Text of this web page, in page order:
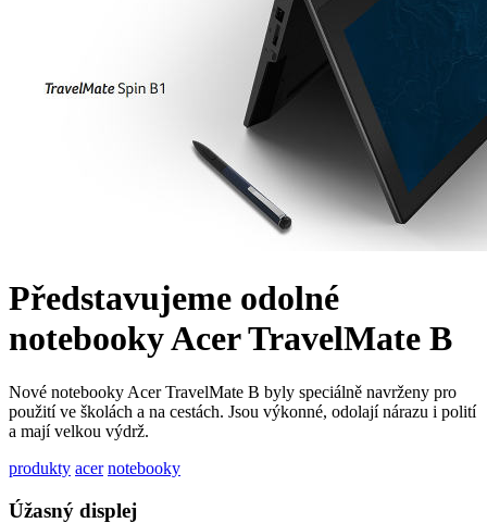
Představujeme odolné
notebooky Acer TravelMate B
Nové notebooky Acer TravelMate B byly speciálně navrženy pro
použití ve školách a na cestách. Jsou výkonné, odolají nárazu i polití
a mají velkou výdrž.
produkty acer notebooky
Úžasný displej